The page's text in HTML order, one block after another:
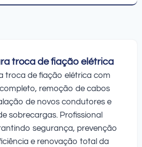
troca de fiação elétrica
troca de fiação elétrica com
remoção de cabos
de novos condutores e
sobrecargas. Profissional
segurança, prevenção
e renovação total da